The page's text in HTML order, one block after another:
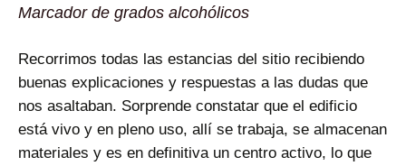
Marcador de grados alcohólicos
Recorrimos todas las estancias del sitio recibiendo
buenas explicaciones y respuestas a las dudas que
nos asaltaban. Sorprende constatar que el edificio
está vivo y en pleno uso, allí se trabaja, se almacenan
materiales y es en definitiva un centro activo, lo que